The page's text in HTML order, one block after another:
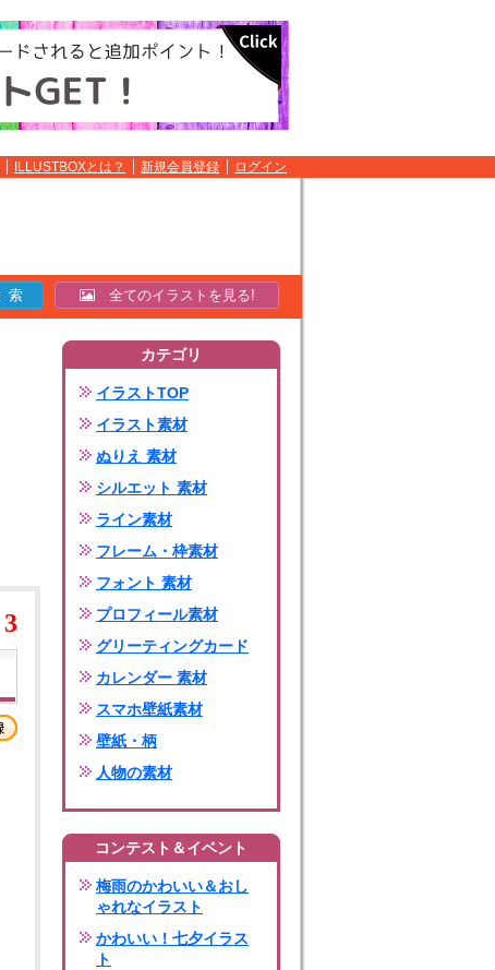
ILLUSTBOXとは？ 新規会員登録 ログイン
全てのイラストを見る!
3
カテゴリ
イラストTOP
イラスト素材
ぬりえ 素材
シルエット 素材
ライン素材
フレーム・枠素材
フォント 素材
プロフィール素材
グリーティングカード
カレンダー 素材
スマホ壁紙素材
壁紙・柄
人物の素材
コンテスト＆イベント
梅雨のかわいい＆おし
ゃれなイラスト
かわいい！七夕イラス
ト